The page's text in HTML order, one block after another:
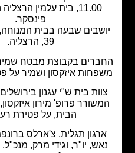
11.00, בית עלמין הרצליה הישן,
שבעה בבית המנוחה, רחוב
בקבוצת מבטח שמיר
איזקסון ושמיר על פטירת
בית ש"י עגנון בירושלים
פרופ' מירון איזקסון, חבר
הבית, על פטירת רעייתו.
תגלית, צ'ארלס ברונפמן, יו"ר,
יו"ר, וגידי מרק, מנכ"ל,